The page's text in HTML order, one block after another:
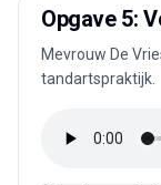
Opgave 5:
Mevrouw De
tandartspraktijk.